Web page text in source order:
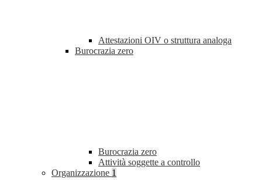
Attestazioni OIV o struttura analoga
Burocrazia zero
Burocrazia zero
Attività soggette a controllo
Organizzazione 1